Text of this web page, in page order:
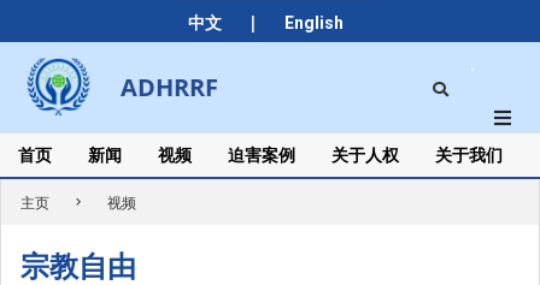
中文 | English
to
content
ADHRRF
Secondary
Navigation
Menu
首页 新闻 视频 迫害案例 关于人权 关于我们
主页 视频
宗教自由